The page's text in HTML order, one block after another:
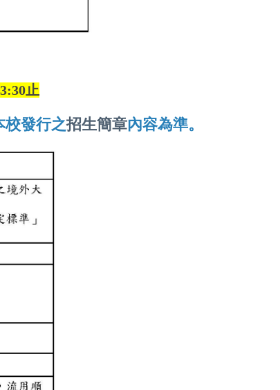
止
校發行之招生簡章內容為準。